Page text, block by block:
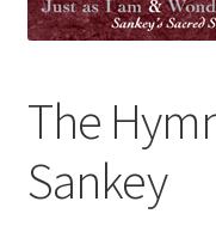
The
Sankey